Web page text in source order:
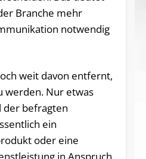
Branche mehr
notwendig
weit davon entfernt,
werden. Nur etwas
der befragten
ein
oder eine